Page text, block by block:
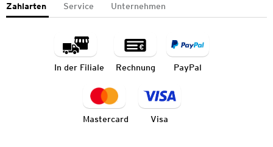
Zahlarten Service Unternehmen
In der Filiale Rechnung PayPal
Mastercard Visa